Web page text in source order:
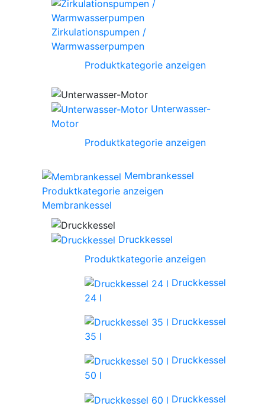
Zirkulationspumpen /
Warmwasserpumpen
Produktkategorie anzeigen
Unterwasser-
Motor
Produktkategorie anzeigen
Membrankessel
Produktkategorie anzeigen
Membrankessel
Druckkessel
Produktkategorie anzeigen
Druckkessel
24 l
Druckkessel
35 l
Druckkessel
50 l
Druckkessel